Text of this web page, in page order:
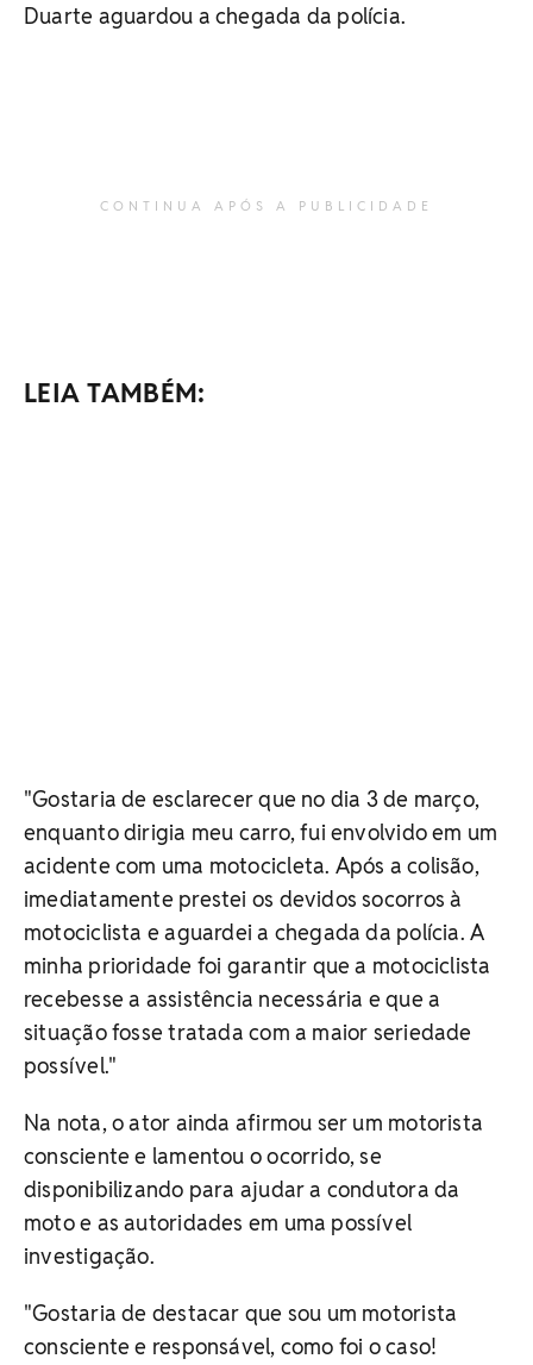
Duarte aguardou a chegada da polícia.
CONTINUA APÓS A PUBLICIDADE
LEIA TAMBÉM:
"Gostaria de esclarecer que no dia 3 de março,
enquanto dirigia meu carro, fui envolvido em um
acidente com uma motocicleta. Após a colisão,
imediatamente prestei os devidos socorros à
motociclista e aguardei a chegada da polícia. A
minha prioridade foi garantir que a motociclista
recebesse a assistência necessária e que a
situação fosse tratada com a maior seriedade
possível."
Na nota, o ator ainda afirmou ser um motorista
consciente e lamentou o ocorrido, se
disponibilizando para ajudar a condutora da
moto e as autoridades em uma possível
investigação.
"Gostaria de destacar que sou um motorista
consciente e responsável, como foi o caso!